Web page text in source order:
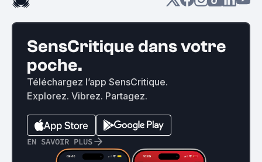
SensCritique dans votre
poche.
Téléchargez l’app SensCritique.
Explorez. Vibrez. Partagez.
EN SAVOIR PLUS